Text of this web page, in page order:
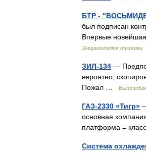
БТР -
был подписан
Впервые
Энциклопедия техники
ЗИЛ-134 —
вероятно,
Пожал …
Википедия
ГАЗ-2330 «Тигр»
основная
платформа =
Система